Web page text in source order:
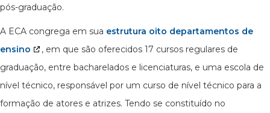
pós-graduação.
A ECA congrega em sua estrutura oito departamentos de
ensino
, em que são oferecidos 17 cursos regulares de
graduação, entre bacharelados e licenciaturas, e uma escola de
nível técnico, responsável por um curso de nível técnico para a
formação de atores e atrizes. Tendo se constituído no